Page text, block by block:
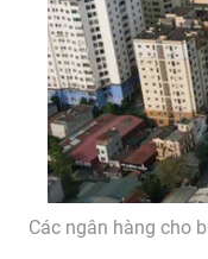
Các ngân hàng cho